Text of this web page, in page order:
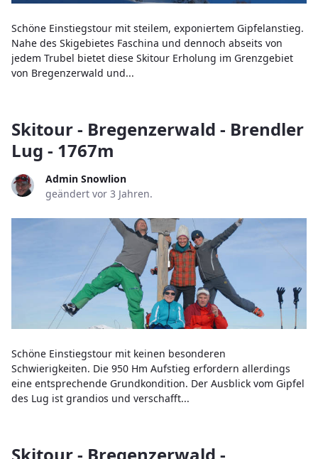
Schöne Einstiegstour mit steilem, exponiertem Gipfelanstieg.
Nahe des Skigebietes Faschina und dennoch abseits von
jedem Trubel bietet diese Skitour Erholung im Grenzgebiet
von Bregenzerwald und...
Skitour - Bregenzerwald - Brendler
Lug - 1767m
Admin Snowlion
geändert vor 3 Jahren.
Schöne Einstiegstour mit keinen besonderen
Schwierigkeiten. Die 950 Hm Aufstieg erfordern allerdings
eine entsprechende Grundkondition. Der Ausblick vom Gipfel
des Lug ist grandios und verschafft...